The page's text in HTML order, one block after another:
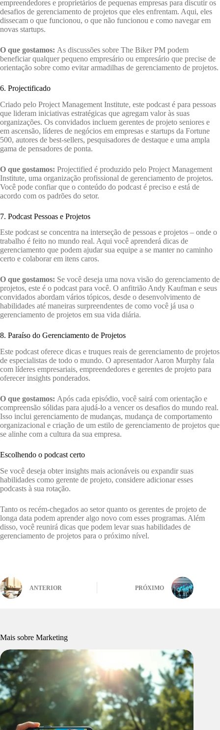
empreendedores e proprietários de pequenas empresas para discutir os
desafios de gerenciamento de projetos que eles enfrentam. Aqui, eles
dissecam o que funcionou, o que não funcionou e como navegar em
novas startups.
O que gostamos: As discussões sobre The Biker PM podem
beneficiar qualquer pequeno empresário ou empresário que precise de
orientação sobre como evitar armadilhas de gerenciamento de projetos.
6. Projectificado
Criado pelo Project Management Institute, este podcast é para pessoas
que lideram iniciativas estratégicas que agregam valor às suas
organizações. Os convidados incluem gerentes de projeto seniores e
em ascensão, líderes de negócios em empresas e startups da Fortune
500, autores de best-sellers, pesquisadores de destaque e uma ampla
gama de pensadores de ponta.
O que gostamos: Projectified é produzido pelo Project Management
Institute, uma organização profissional de gerenciamento de projetos.
Você pode confiar que o conteúdo do podcast é preciso e está de
acordo com os padrões do setor.
7. Podcast Pessoas e Projetos
Este podcast se concentra na interseção de pessoas e projetos – onde o
trabalho é feito no mundo real. Aqui você aprenderá dicas de
gerenciamento que podem ajudar sua equipe a se manter no caminho
certo e colaborar em itens caros.
O que gostamos: Se você deseja uma nova visão do gerenciamento de
projetos, este é o podcast para você. O anfitrião Andy Kaufman e seus
convidados abordam vários tópicos, desde o desenvolvimento de
habilidades até maneiras surpreendentes de como você já usa o
gerenciamento de projetos em sua vida diária.
8. Paraíso do Gerenciamento de Projetos
Este podcast oferece dicas e truques reais de gerenciamento de projetos
de especialistas de todo o mundo. O apresentador Aaron Murphy fala
com líderes empresariais, empreendedores e gerentes de projeto para
oferecer insights ponderados.
O que gostamos: Após cada episódio, você sairá com orientação e
compreensão sólidas para ajudá-lo a vencer os desafios do mundo real.
Isso inclui gerenciamento de mudanças, mudança de comportamento
organizacional e criação de um estilo de gerenciamento de projetos que
se alinhe com a cultura da sua empresa.
Escolhendo o podcast certo
Se você deseja obter insights mais acionáveis ​​ou expandir suas
habilidades como gerente de projeto, considere adicionar esses
podcasts à sua rotação.
Tanto os recém-chegados ao setor quanto os gerentes de projeto de
longa data podem aprender algo novo com esses programas. Além
disso, você reunirá dicas que podem levar suas habilidades de
gerenciamento de projetos para o próximo nível.
ANTERIOR PRÓXIMO
Mais sobre Marketing